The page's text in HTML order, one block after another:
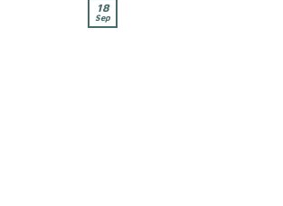
18
Sep